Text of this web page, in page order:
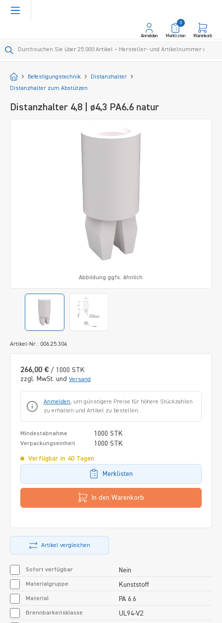
springen
Anmelden Merklisten
0
Warenkorb
Startseite
Befestigungstechnik
Distanzhalter
Distanzhalter zum Abstützen
Distanzhalter 4,8 | ø4,3 PA6.6 natur
Artikel-Nr.: 006.25.304
Abbildung ggfs. ähnlich
266,00 € / 1000 STK
zzgl. MwSt. und Versand
Anmelden, um günstigere Preise für höhere Stückzahlen
zu erhalten und Artikel zu bestellen.
Mindestabnahme 1000 STK
Verpackungseinheit 1000 STK
Verfügbar in 40 Tagen
Merklisten
In den Warenkorb
Artikel vergleichen
Sofort verfügbar Nein
Materialgruppe Kunststoff
Material PA 6.6
Brennbarkeitsklasse UL94-V2